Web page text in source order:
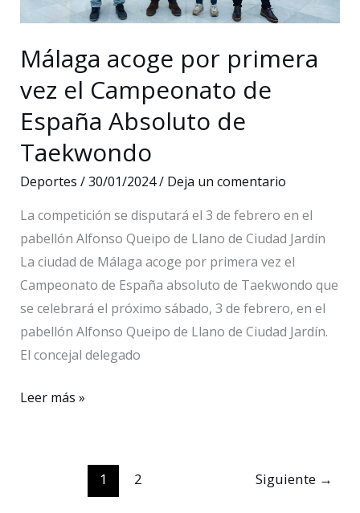
iniciación
y
el
horario
del
nado
libre
Málaga acoge por primera
vez el Campeonato de
España Absoluto de
Taekwondo
Deportes /30/01/2024/ Deja un comentario
La competición se disputará el 3 de febrero en el
pabellón Alfonso Queipo de Llano de Ciudad Jardín
La ciudad de Málaga acoge por primera vez el
Campeonato de España absoluto de Taekwondo que
se celebrará el próximo sábado, 3 de febrero, en el
pabellón Alfonso Queipo de Llano de Ciudad Jardín.
El concejal delegado
Málaga
Leer más »
1 2 Siguiente →